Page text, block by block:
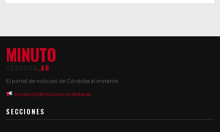
MINUTO
.AR
El portal de noticias de Córdoba al instante.
contacto@minutocordoba.ar
SECCIONES